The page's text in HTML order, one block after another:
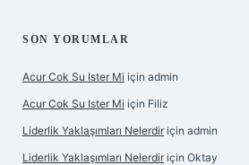
SON YORUMLAR
Acur Cok Su Ister Mi için admin
Acur Cok Su Ister Mi için Filiz
Liderlik Yaklaşımları Nelerdir için admin
Liderlik Yaklaşımları Nelerdir için Oktay